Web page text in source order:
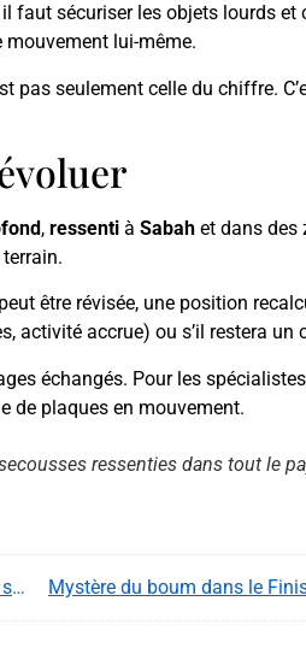
sécuriser les objets lourds
lui-même.
pas seulement celle du chiffre.
, ressenti à Sabah et dans des
être révisée, une position
activité accrue) ou s’il restera
échangés. Pour les
de plaques en mouvement.
YouTube
vous acceptez d’être suivi par
ressenties dans tout le
Mission Epsilon : Sophie Adenot ouvre une nouvelle ère à bord de la station spatiale internationale (ISS) Mystère du boum dans le